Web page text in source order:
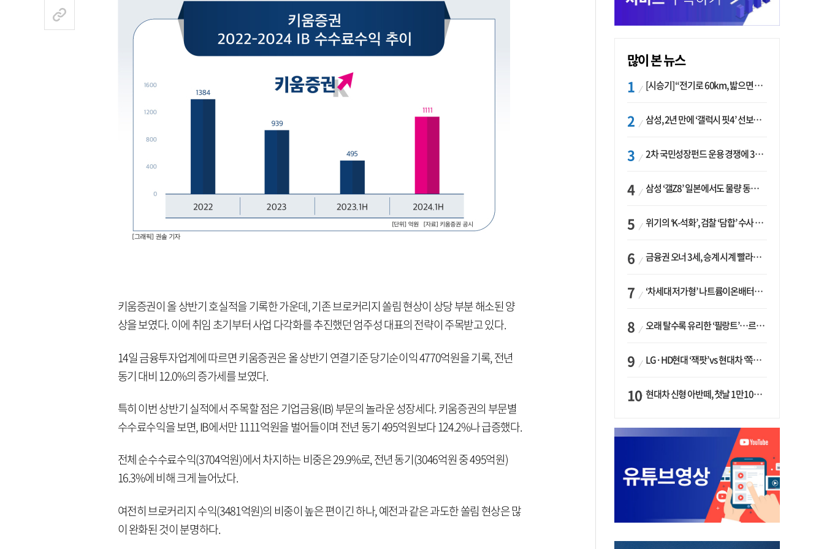
키움증권이 올 상반기 호실적을 기록한 가운데, 기존 브로커리지 쏠림 현상이 상당 부분 해소된 양
상을 보였다. 이에 취임 초기부터 사업 다각화를 추진했던 엄주성 대표의 전략이 주목받고 있다.
14일 금융투자업계에 따르면 키움증권은 올 상반기 연결기준 당기순이익 4770억원을 기록, 전년
동기 대비 12.0%의 증가세를 보였다.
특히 이번 상반기 실적에서 주목할 점은 기업금융(IB) 부문의 놀라운 성장세다. 키움증권의 부문별
수수료수익을 보면, IB에서만 1111억원을 벌어들이며 전년 동기 495억원보다 124.2%나 급증했다.
전체 순수수료수익(3704억원)에서 차지하는 비중은 29.9%로, 전년 동기(3046억원 중 495억원)
16.3%에 비해 크게 늘어났다.
여전히 브로커리지 수익(3481억원)의 비중이 높은 편이긴 하나, 예전과 같은 과도한 쏠림 현상은 많
이 완화된 것이 분명하다.
많이 본 뉴스
[시승기] “전기로 60km, 밟으면 462마력”…볼보 XC60 T8의 두 얼굴
삼성, 2년 만에 ‘갤럭시 핏4’ 선보이나…웨어러블 생태계 확장 ‘시동’
2차 국민성장펀드 운용 경쟁에 33개사 몰렸다…신한·하나 등 새 얼굴 대거 합류
삼성 ‘갤Z8’ 일본에서도 물량 동났다…애플 참전 앞두고 선두 수성 ‘시험대’
위기의 ‘K-석화’, 검찰 ‘담합’ 수사 착수…“LG·한화·롯데 등 7개 업체, 8개 제품 가격 담합”
금융권 오너 3세, 승계 시계 빨라지나…한국투자 ‘속도’·미래에셋·메리츠는 ‘거리두기’
‘차세대 저가형’ 나트륨이온배터리 시대 오나…LG화학·에코프로, 상용화 속도낸다
오래 탈수록 유리한 ‘필랑트’…르노코리아, 5년 뒤 잔존가치 53% 보장
LG·HD현대 ‘잭팟’ vs 현대차 ‘쪽박’…글로벌 사모펀드, 韓 대기업 투자 ‘희비’
현대차 신형 아반떼, 첫날 1만1094대 계약…역대 최고치 경신